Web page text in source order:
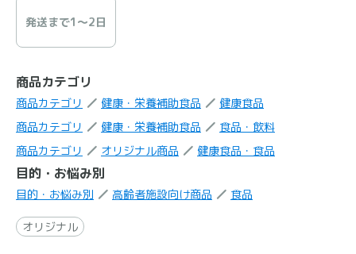
発送まで1〜2日
商品カテゴリ
商品カテゴリ 健康・栄養補助食品
健康食品
商品カテゴリ
健康・栄養補助食品
食品・飲料
商品カテゴリ
オリジナル商品 健康食品・食品
目的・お悩み別
目的・お悩み別 高齢者施設向け商品 食品
オリジナル